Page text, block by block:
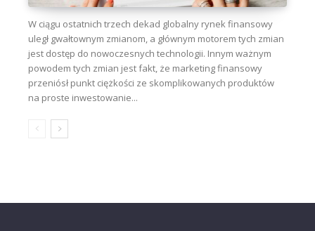
W ciągu ostatnich trzech dekad globalny rynek finansowy
uległ gwałtownym zmianom, a głównym motorem tych zmian
jest dostęp do nowoczesnych technologii. Innym ważnym
powodem tych zmian jest fakt, że marketing finansowy
przeniósł punkt ciężkości ze skomplikowanych produktów
na proste inwestowanie...